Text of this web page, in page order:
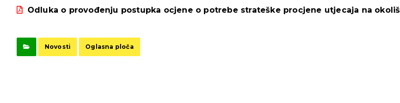
Odluka o provođenju postupka ocjene o potrebe strateške procjene utjecaja na okoliš
Novosti Oglasna ploča